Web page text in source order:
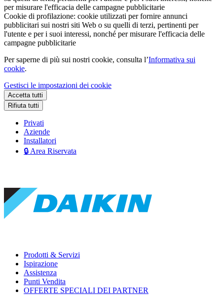
per misurare l'efficacia delle campagne pubblicitarie
Cookie di profilazione: cookie utilizzati per fornire annunci
pubblicitari sui nostri siti Web o su quelli di terzi, pertinenti per
l'utente e per i suoi interessi, nonché per misurare l'efficacia delle
campagne pubblicitarie
Per saperne di più sui nostri cookie, consulta l’Informativa sui
cookie.
Gestisci le impostazioni dei cookie
Accetta tutti
Rifiuta tutti
Privati
Aziende
Installatori
🔒 Area Riservata
Prodotti & Servizi
Ispirazione
Assistenza
Punti Vendita
OFFERTE SPECIALI DEI PARTNER